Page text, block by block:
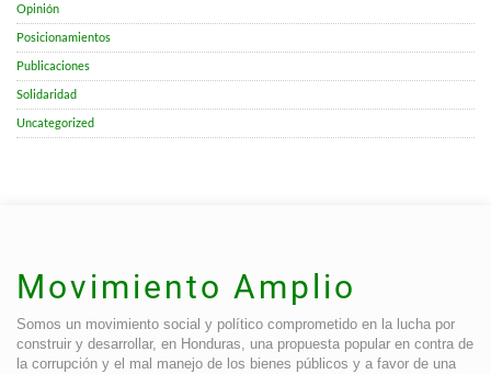
Opinión
Posicionamientos
Publicaciones
Solidaridad
Uncategorized
Movimiento Amplio
Somos un movimiento social y político comprometido en la lucha por
construir y desarrollar, en Honduras, una propuesta popular en contra de
la corrupción y el mal manejo de los bienes públicos y a favor de una